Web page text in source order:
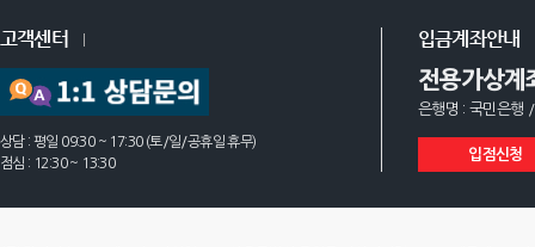
고객센터
상담 : 평일 09:30 ~ 17:30 (토/일/공휴일 휴무)
점심 : 12:30 ~ 13:30
입금계좌안내
전용가상계
은행명 : 국민은행
입점신청